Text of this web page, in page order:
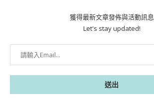
獲得最新文章發佈與活動訊息
Let's stay updated!